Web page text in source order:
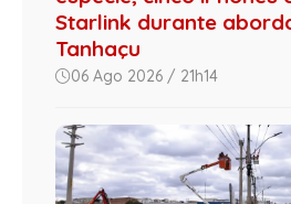
Starlink durante
Tanhaçu
06 Ago 2026 / 21h14